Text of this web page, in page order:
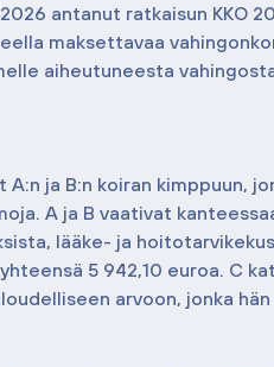
antanut ratkaisun KKO
maksettavaa
aiheutuneesta
A:n ja B:n koiran kimppuun,
A ja B vaativat
lääke- ja
5 942,10 euroa. C
arvoon, jonka